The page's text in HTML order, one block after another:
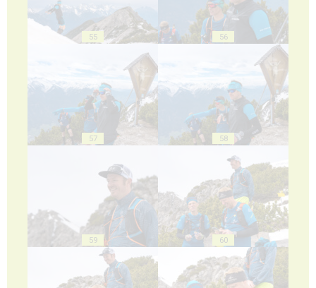
55 56
57 58
59 60